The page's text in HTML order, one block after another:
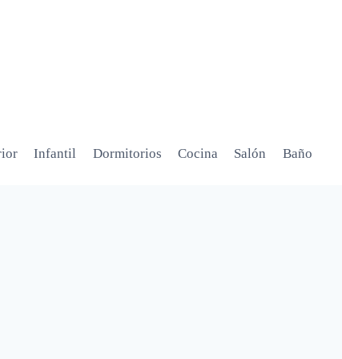
Infantil Dormitorios Cocina Salón Baño